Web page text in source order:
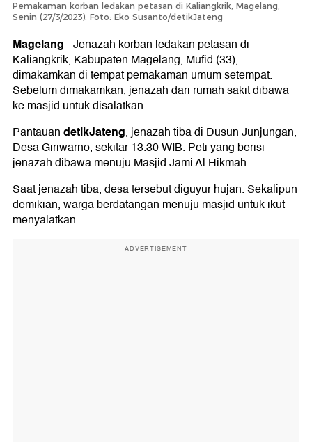
Pemakaman korban ledakan petasan di Kaliangkrik, Magelang,
Senin (27/3/2023). Foto: Eko Susanto/detikJateng
Magelang-Jenazah korban ledakan petasan di
Kaliangkrik, Kabupaten Magelang, Mufid (33),
dimakamkan di tempat pemakaman umum setempat.
Sebelum dimakamkan, jenazah dari rumah sakit dibawa
ke masjid untuk disalatkan.
PantauandetikJateng, jenazah tiba di Dusun Junjungan,
Desa Giriwarno, sekitar 13.30 WIB. Peti yang berisi
jenazah dibawa menuju Masjid Jami Al Hikmah.
Saat jenazah tiba, desa tersebut diguyur hujan. Sekalipun
demikian, warga berdatangan menuju masjid untuk ikut
menyalatkan.
ADVERTISEMENT